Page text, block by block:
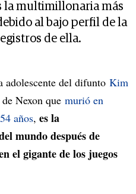
la multimillonaria más
al bajo perfil de la
de ella.
adolescente del difunto Kim
Nexon que murió en
años, es la
mundo después de
el gigante de los juegos